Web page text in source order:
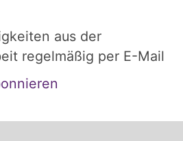
aus der
regelmäßig per E-Mail